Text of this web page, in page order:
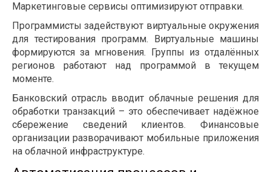
Маркетинговые сервисы оптимизируют отправки.
Программисты задействуют виртуальные окружения
для тестирования программ. Виртуальные машины
формируются за мгновения. Группы из отдалённых
регионов работают над программой в текущем
моменте.
Банковский отрасль вводит облачные решения для
обработки транзакций – это обеспечивает надёжное
сбережение сведений клиентов. Финансовые
организации разворачивают мобильные приложения
на облачной инфраструктуре.